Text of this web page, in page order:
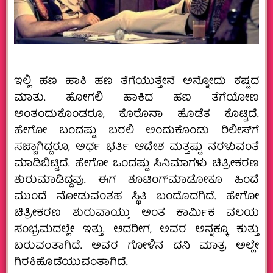
ಇಲ್ಲಿ ಹಣ ಹಾಕಿ ಹಣ ತೆಗೆಯುತ್ತೇನೆ ಅನ್ನೋದು ಕಷ್ಟದ
ಮಾತು. ಹೋಗಲಿ ಹಾಕಿದ ಹಣ ತೆಗೆಯೋಣ
ಅಂತಂದುಕೊಂಡರೂ, ಕೊರೊನಾ ಹೊಡೆತ ಕೊಟ್ಟಿದೆ.
ಹೇಗೋ ಬಂದಷ್ಟು ಬರಲಿ ಅಂದುಕೊಂಡು ರಿಲೀಸ್‌ಗೆ
ಸಜ್ಜಾಗಿದ್ದರೂ, ಅರ್ಧ ಭರ್ತಿ ಆದೇಶ ಮತ್ತಷ್ಟು ನರಳುವಂತೆ
ಮಾಡಿಬಿಟ್ಟಿದೆ. ಹೇಗೋ ಒಂದಷ್ಟು ಸಿನಿಮಾಗಳು ಚಿತ್ರೀಕರಣ
ಶುರುಮಾಡಿದ್ದವು. ಈಗ ಶೂಟಿಂಗ್‌ಮಾಡೋಕೂ ಹಿಂದೆ
ಮುಂದೆ ನೋಡುವಂತಹ ಸ್ಥಿತಿ ಬಂದೊದಗಿದೆ. ಹೇಗೋ
ಚಿತ್ರೀಕರಣ ಶುರುವಾಯ್ತು ಅಂತ ಕಾರ್ಮಿಕ ವಲಯ
ಸಂಭ್ರಮದಲ್ಲೇ ಇತ್ತು. ಆದರೀಗ, ಅವರ ಅನ್ನಕ್ಕೂ ಕುತ್ತು
ಬರುವಂತಾಗಿದೆ. ಅವರ ಗೋಳಿನ ದನಿ ಮಾತ್ರ ಅಲ್ಲೇ
ಗಿರಕಿಹೊಡೆಯುವಂತಾಗಿದೆ.